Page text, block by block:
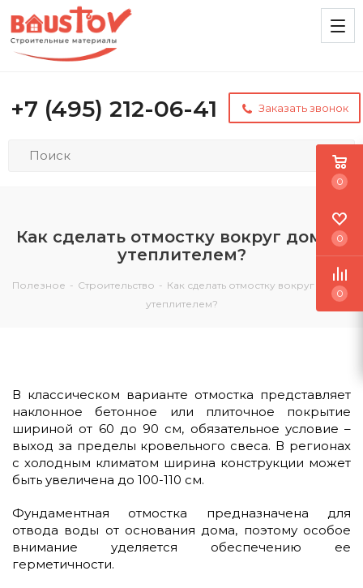
+7 (495) 212-06-41 Заказать звонок
Как сделать отмостку вокруг дома с
утеплителем?
Полезное - Строительство - Как сделать отмостку вокруг дома с
утеплителем?
В классическом варианте отмостка представляет
наклонное бетонное или плиточное покрытие
шириной от 60 до 90 см, обязательное условие –
выход за пределы кровельного свеса. В регионах
с холодным климатом ширина конструкции может
быть увеличена до 100-110 см.
Фундаментная отмостка предназначена для
отвода воды от основания дома, поэтому особое
внимание уделяется обеспечению ее
герметичности.
0
0
0